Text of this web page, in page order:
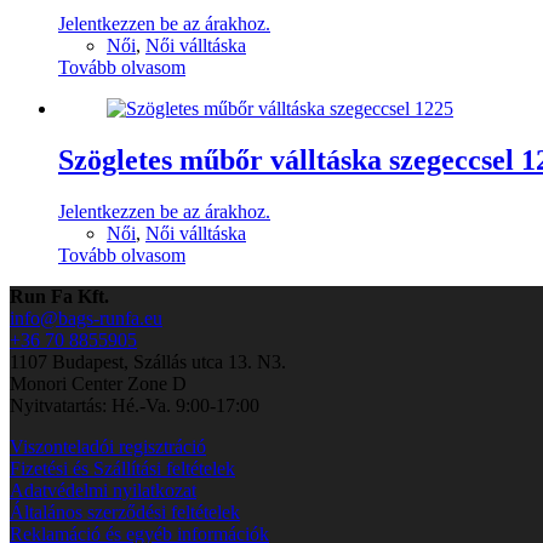
Jelentkezzen be az árakhoz.
Női, Női válltáska
Tovább olvasom
Szögletes műbőr válltáska szegeccsel
Jelentkezzen be az árakhoz.
Női, Női válltáska
Tovább olvasom
Run Fa Kft.
info@bags-runfa.eu
+36 70 8855905
1107 Budapest, Szállás utca 13. N3.
Monori Center Zone D
Nyitvatartás: Hé.-Va. 9:00-17:00
Viszonteladói regisztráció
Fizetési és Szállítási feltételek
Adatvédelmi nyilatkozat
Általános szerződési feltételek
Reklamáció és egyéb információk